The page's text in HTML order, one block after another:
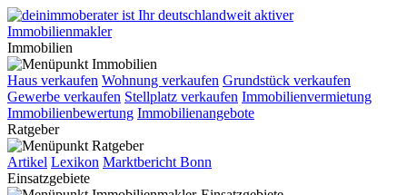
Immobilien
Haus verkaufen Wohnung verkaufen Grundstück verkaufen
Gewerbe verkaufen Stellplatz verkaufen Immobilienvermietung
Immobilienbewertung Immobilienangebote
Ratgeber
Artikel Lexikon Marktbericht Bonn
Einsatzgebiete